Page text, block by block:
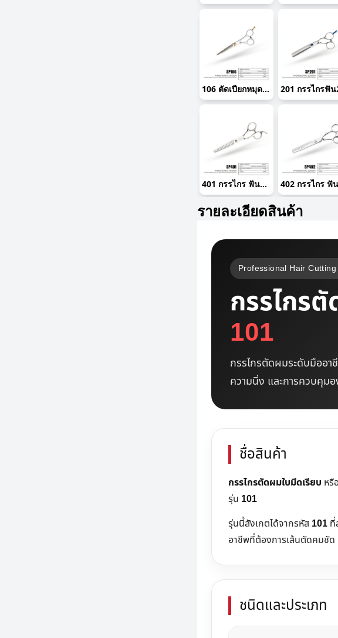
106 ตัดเปียกหมุดแดง 6.0 นิ้ว
401 กรรไกร ฟัน14T 30% 6"
รายละเอียดสินค้า
Professional Hair
กรรไกร
101
กรรไกรตัดผมระดับมืออ
ความนิ่ง และการควบคุม
ชื่อสินค้า
กรรไกรตัดผมใบมีดเรียบ หรื
รุ่น 101
รุ่นนี้สังเกตได้จากรหัส 101 ที่
อาชีพที่ต้องการเส้นตัดคมชั
ชนิดและประเภท